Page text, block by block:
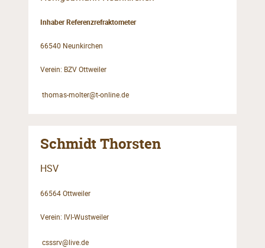
Inhaber Referenzrefraktometer
66540 Neunkirchen
Verein: BZV Ottweiler
thomas-molter@t-online.de
Schmidt Thorsten
HSV
66564 Ottweiler
Verein: IVI-Wustweiler
csssrv@live.de